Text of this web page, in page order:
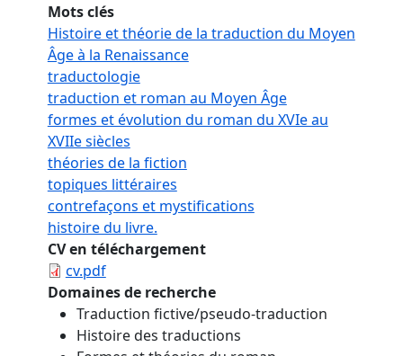
Mots clés
Histoire et théorie de la traduction du Moyen
Âge à la Renaissance
traductologie
traduction et roman au Moyen Âge
formes et évolution du roman du XVIe au
XVIIe siècles
théories de la fiction
topiques littéraires
contrefaçons et mystifications
histoire du livre.
CV en téléchargement
cv.pdf
Domaines de recherche
Traduction fictive/pseudo-traduction
Histoire des traductions